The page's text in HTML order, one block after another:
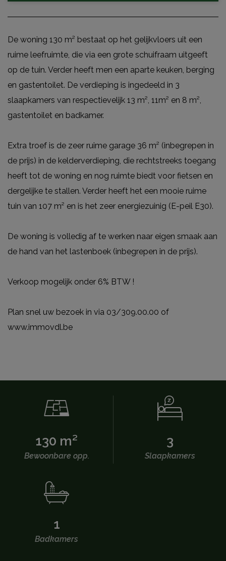
De woning 130 m² bestaat op het gelijkvloers uit een
ruime leefruimte, die via een grote schuifraam uitgeeft
op de tuin. Verder heeft men een aparte keuken, berging
en gastentoilet. De verdieping is ingedeeld in 3
slaapkamers van respectievelijk 13 m², 11m² en 8 m²,
gastentoilet en badkamer.
Extra troef is de zeer ruime garage 36 m² (inbegrepen in
de prijs) in de kelderverdieping, die rechtstreeks toegang
heeft tot de woning en nog ruimte biedt voor fietsen en
dergelijke te stallen. Verder heeft het een mooie ruime
tuin van 107 m² en is het zeer energiezuinig (E-peil E30).
De woning is volledig af te werken naar eigen smaak aan
de hand van het lastenboek (inbegrepen in de prijs).
Verkoop mogelijk onder 6% BTW !
Plan snel uw bezoek in via 03/309.00.00 of
www.immovdl.be
130 m²
Bewoonbare opp.
3
Slaapkamers
1
Badkamers